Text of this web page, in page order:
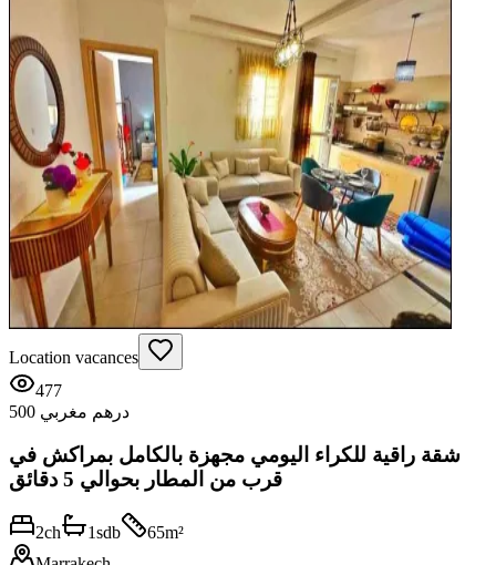
Location vacances
477
500 درهم مغربي
شقة راقية للكراء اليومي مجهزة بالكامل بمراكش في
قرب من المطار بحوالي 5 دقائق
2ch 1sdb 65m²